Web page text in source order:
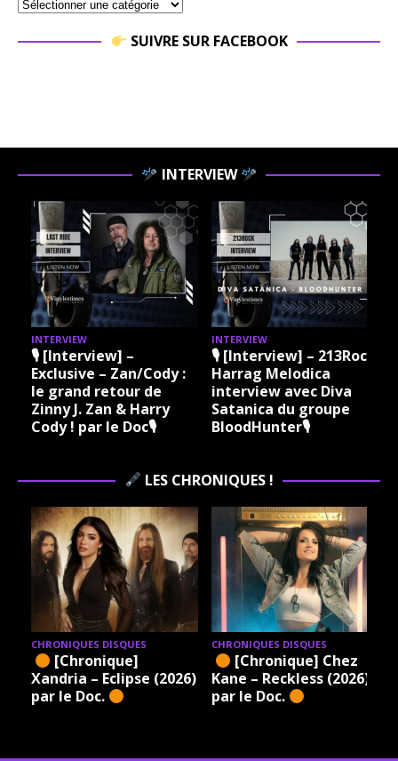
SUIVRE SUR FACEBOOK
INTERVIEW
INTERVIEW
🎙 [Interview] –
Exclusive – Zan/Cody :
le grand retour de
Zinny J. Zan & Harry
Cody ! par le Doc🎙
INTERVIEW
🎙 [Interview] – 213Rock
Harrag Melodica
interview avec Diva
Satanica du groupe
BloodHunter🎙
LES CHRONIQUES !
CHRONIQUES DISQUES
[Chronique]
Xandria – Eclipse (2026)
par le Doc.
CHRONIQUES DISQUES
[Chronique] Chez
Kane – Reckless (2026)
par le Doc.